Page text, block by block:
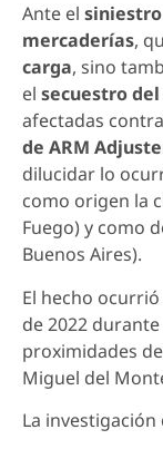
Ante el
mercaderías,
carga, sino
el secuestro
afectadas
de ARM
dilucidar lo
como origen la
Fuego) y como
Buenos Aires).
El hecho
de 2022
proximidades
Miguel del
La